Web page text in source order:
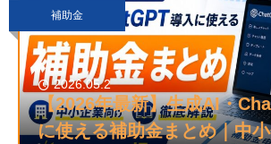
補助金
2026.05.2
【2026年最新】生成AI・
に使える補助金まとめ｜中